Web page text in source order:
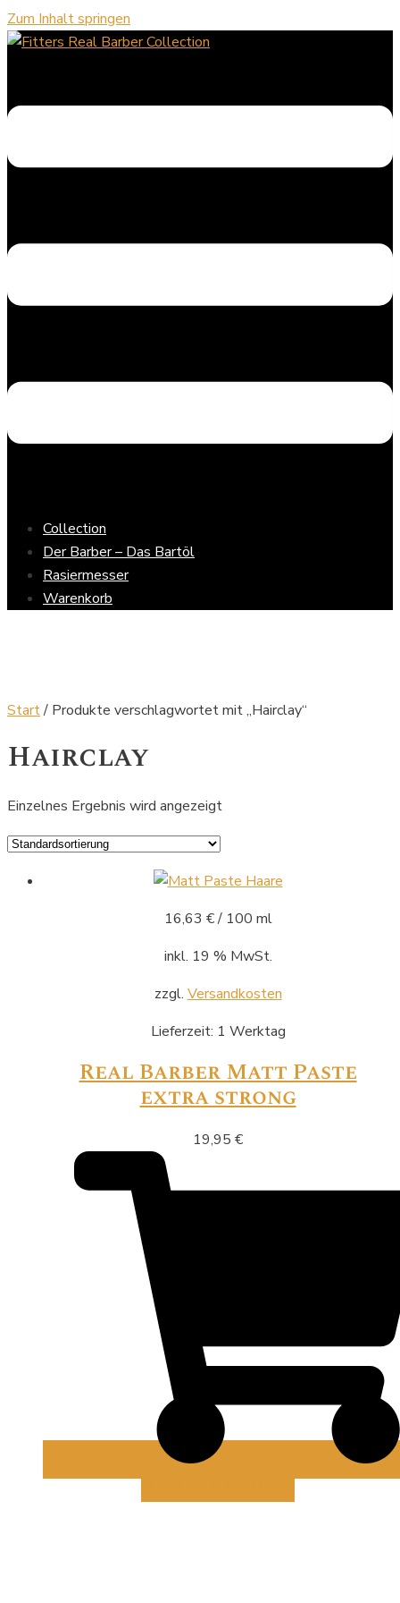
Zum Inhalt springen
Collection
Der Barber – Das Bartöl
Rasiermesser
Warenkorb
Start/ Produkte verschlagwortet mit „Hairclay“
Hairclay
Einzelnes Ergebnis wird angezeigt
16,63 €/ 100 ml
inkl. 19 % MwSt.
zzgl. Versandkosten
Lieferzeit: 1 Werktag
Real Barber Matt Paste
extra strong
19,95 €